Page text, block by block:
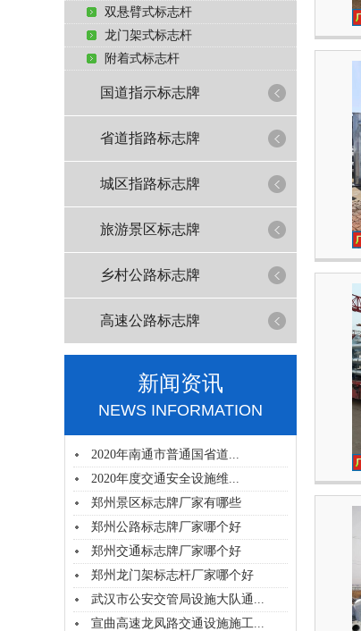
双悬臂式标志杆
龙门架式标志杆
附着式标志杆
国道指示标志牌
省道指路标志牌
城区指路标志牌
旅游景区标志牌
乡村公路标志牌
高速公路标志牌
新闻资讯
NEWS INFORMATION
2020年南通市普通国省道...
2020年度交通安全设施维...
郑州景区标志牌厂家有哪些
郑州公路标志牌厂家哪个好
郑州交通标志牌厂家哪个好
郑州龙门架标志杆厂家哪个好
武汉市公安交管局设施大队通...
宣曲高速龙凤路交通设施施工...